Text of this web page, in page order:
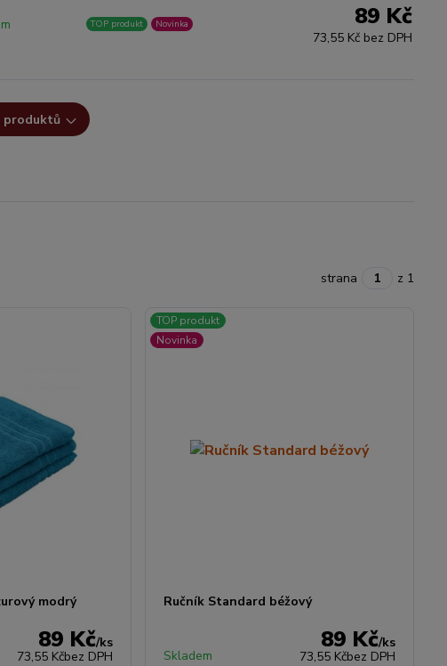
TOP produkt Novinka 89 Kč
73,55 Kč bez DPH
produktů
strana z 1
modrý
89 Kč/ks
73,55 Kčbez DPH
TOP produkt
Novinka
Ručník Standard béžový
89 Kč/ks
73,55 Kčbez DPH
Skladem